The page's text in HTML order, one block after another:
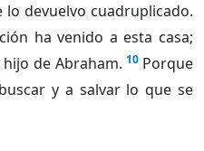
devuelvo cuadruplicado.
ha venido a esta casa;
de Abraham. 10 Porque
y a salvar lo que se